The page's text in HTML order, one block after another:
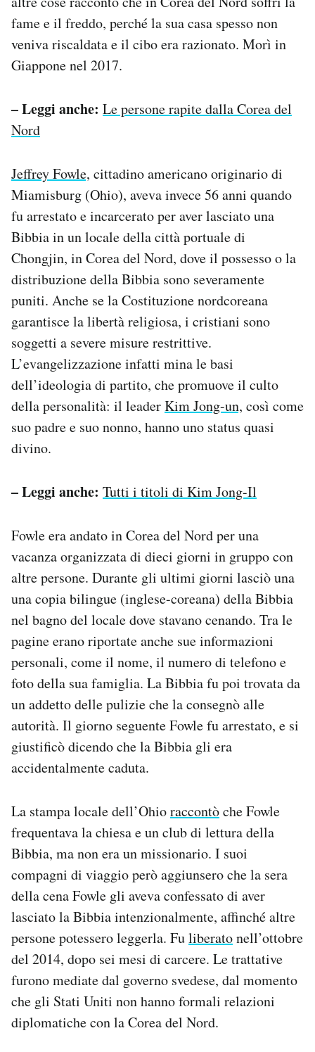
fame e il freddo, perché la sua casa spesso non
veniva riscaldata e il cibo era razionato. Morì in
Giappone nel 2017.
– Leggi anche: Le persone rapite dalla Corea del
Nord
Jeffrey Fowle, cittadino americano originario di
Miamisburg (Ohio), aveva invece 56 anni quando
fu arrestato e incarcerato per aver lasciato una
Bibbia in un locale della città portuale di
Chongjin, in Corea del Nord, dove il possesso o la
distribuzione della Bibbia sono severamente
puniti. Anche se la Costituzione nordcoreana
garantisce la libertà religiosa, i cristiani sono
soggetti a severe misure restrittive.
L’evangelizzazione infatti mina le basi
dell’ideologia di partito, che promuove il culto
della personalità: il leaderKim Jong-un, così come
suo padre e suo nonno, hanno uno status quasi
divino.
– Leggi anche: Tutti i titoli di Kim Jong-Il
Fowle era andato in Corea del Nord per una
vacanza organizzata di dieci giorni in gruppo con
altre persone. Durante gli ultimi giorni lasciò una
una copia bilingue (inglese-coreana) della Bibbia
nel bagno del locale dove stavano cenando. Tra le
pagine erano riportate anche sue informazioni
personali, come il nome, il numero di telefono e
foto della sua famiglia. La Bibbia fu poi trovata da
un addetto delle pulizie che la consegnò alle
autorità. Il giorno seguente Fowle fu arrestato, e si
giustificò dicendo che la Bibbia gli era
accidentalmente caduta.
La stampa locale dell’Ohioraccontòche Fowle
frequentava la chiesa e un club di lettura della
Bibbia, ma non era un missionario. I suoi
compagni di viaggio però aggiunsero che la sera
della cena Fowle gli aveva confessato di aver
lasciato la Bibbia intenzionalmente, affinché altre
persone potessero leggerla. Fuliberatonell’ottobre
del 2014, dopo sei mesi di carcere. Le trattative
furono mediate dal governo svedese, dal momento
che gli Stati Uniti non hanno formali relazioni
diplomatiche con la Corea del Nord.